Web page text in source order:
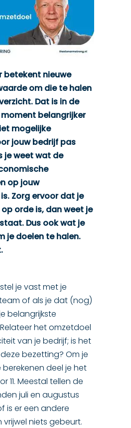
betekent nieuwe
om die te halen
Dat is in de
belangrijker
mogelijke
jouw bedrijf pas
je weet wat de
op jouw
Zorg ervoor dat je
orde is, dan weet je
Dus ook wat je
je doelen te halen.
je vast met je
of als je dat (nog)
belangrijkste
het omzetdoel
van je bedrijf; is het
bezetting? Om je
deel je het
11. Meestal tellen de
juli en augustus
is er een andere
niets gebeurt.